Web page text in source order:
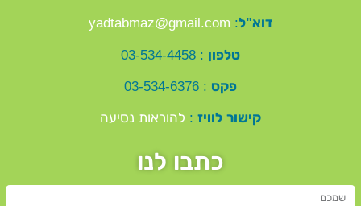
דוא"ל:
טלפון : 03-534-4458
פקס : 03-534-6376
קישור לוויז : להוראות נסיעה
כתבו לנו